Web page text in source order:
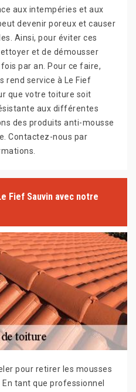
aux intempéries et aux
devenir poreux et causer
Ainsi, pour éviter ces
et de démousser
par an. Pour ce faire,
rend service à Le Fief
que votre toiture soit
aux différentes
des produits anti-mousse
Contactez-nous par
Fief Sauvin avec notre
pour retirer les mousses
tant que professionnel